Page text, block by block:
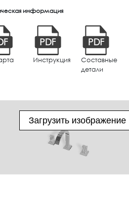
информация
PDF
Инструкция
PDF
Составные
детали